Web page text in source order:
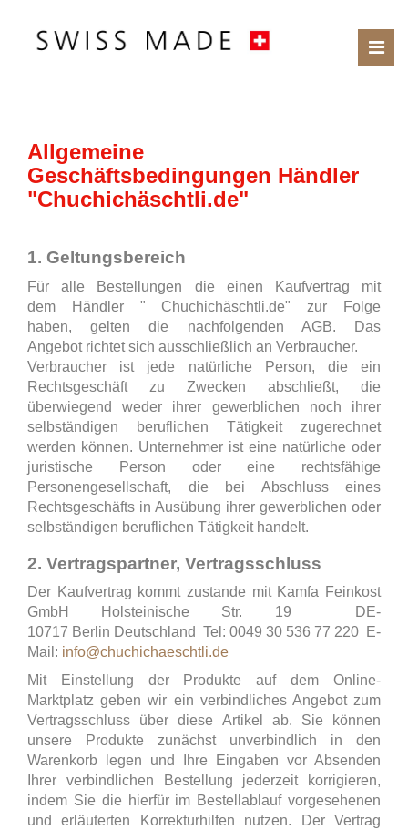
Allgemeine
Geschäftsbedingungen Händler
"Chuchichäschtli.de"
1. Geltungsbereich
Für alle Bestellungen die einen Kaufvertrag mit
dem Händler " Chuchichäschtli.de" zur Folge
haben, gelten die nachfolgenden AGB. Das
Angebot richtet sich ausschließlich an Verbraucher.
Verbraucher ist jede natürliche Person, die ein
Rechtsgeschäft zu Zwecken abschließt, die
überwiegend weder ihrer gewerblichen noch ihrer
selbständigen beruflichen Tätigkeit zugerechnet
werden können. Unternehmer ist eine natürliche oder
juristische Person oder eine rechtsfähige
Personengesellschaft, die bei Abschluss eines
Rechtsgeschäfts in Ausübung ihrer gewerblichen oder
selbständigen beruflichen Tätigkeit handelt.
2. Vertragspartner, Vertragsschluss
Der Kaufvertrag kommt zustande mit Kamfa Feinkost
GmbH
Holsteinische Str. 19 DE-
10717 Berlin Deutschland Tel: 0049 30 536 77 220 E-
Mail: info@chuchichaeschtli.de
Mit Einstellung der Produkte auf dem Online-
Marktplatz geben wir ein verbindliches Angebot zum
Vertragsschluss über diese Artikel ab. Sie können
unsere Produkte zunächst unverbindlich in den
Warenkorb legen und Ihre Eingaben vor Absenden
Ihrer verbindlichen Bestellung jederzeit korrigieren,
indem Sie die hierfür im Bestellablauf vorgesehenen
und erläuterten Korrekturhilfen nutzen. Der Vertrag